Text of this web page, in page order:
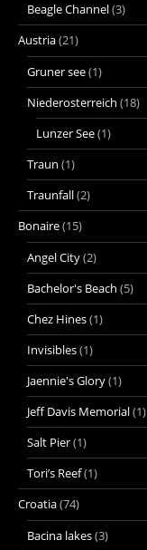
Beagle Channel(3)
Austria(21)
Gruner see(1)
Niederosterreich (18)
Lunzer See(1)
Traun (1)
Traunfall(2)
Bonaire(15)
Angel City(2)
Bachelor's Beach (5)
Chez Hines(1)
Invisibles(1)
Jaennie's Glory(1)
Jeff Davis Memorial(1)
Salt Pier(1)
Tori’s Reef(1)
Croatia(74)
Bacina lakes(3)